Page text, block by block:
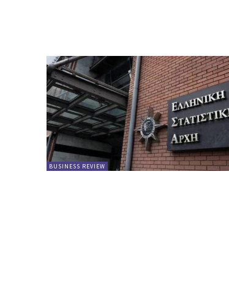
BUSINESS REVIEW